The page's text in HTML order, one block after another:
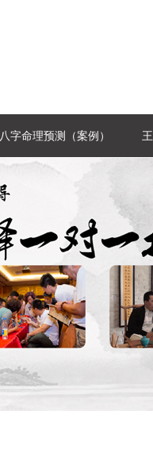
八字命理预测（案例）